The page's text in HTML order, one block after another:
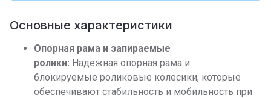
Основные характеристики
Опорная рама и запираемые
ролики: Надежная опорная рама и
блокируемые роликовые колесики, которые
обеспечивают стабильность и мобильность при